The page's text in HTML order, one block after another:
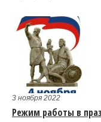
3 ноября 2022
Режим работы в